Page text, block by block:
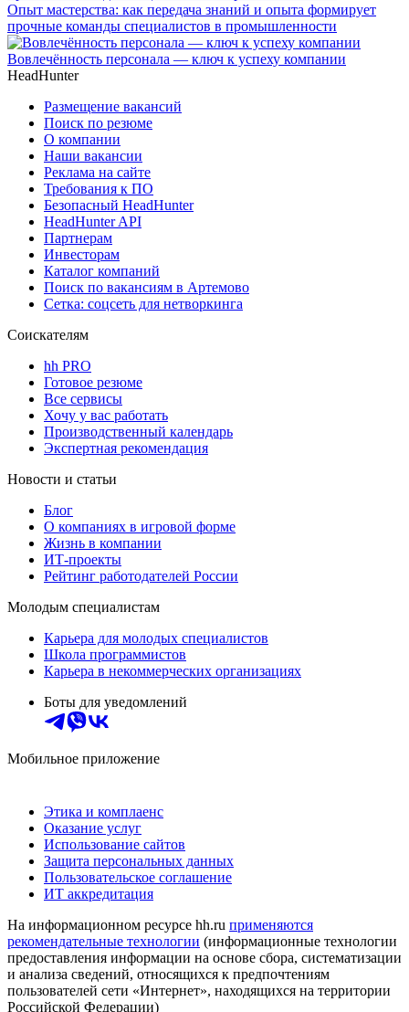
Опыт мастерства: как передача знаний и опыта формирует
прочные команды специалистов в промышленности
Вовлечённость персонала — ключ к успеху компании
HeadHunter
Размещение вакансий
Поиск по резюме
О компании
Наши вакансии
Реклама на сайте
Требования к ПО
Безопасный HeadHunter
HeadHunter API
Партнерам
Инвесторам
Каталог компаний
Поиск по вакансиям в Артемово
Сетка: соцсеть для нетворкинга
Соискателям
hh PRO
Готовое резюме
Все сервисы
Хочу у вас работать
Производственный календарь
Экспертная рекомендация
Новости и статьи
Блог
О компаниях в игровой форме
Жизнь в компании
ИТ-проекты
Рейтинг работодателей России
Молодым специалистам
Карьера для молодых специалистов
Школа программистов
Карьера в некоммерческих организациях
Боты для уведомлений
Мобильное приложение
Этика и комплаенс
Оказание услуг
Использование сайтов
Защита персональных данных
Пользовательское соглашение
ИТ аккредитация
На информационном ресурсе hh.ru применяются
рекомендательные технологии (информационные технологии
предоставления информации на основе сбора, систематизации
и анализа сведений, относящихся к предпочтениям
пользователей сети «Интернет», находящихся на территории
Российской Федерации)